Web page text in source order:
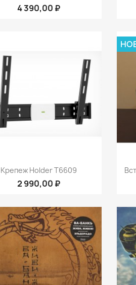
4 390,00 ₽
Быстрый просмотр
Крепеж Holder T6609
2 990,00 ₽